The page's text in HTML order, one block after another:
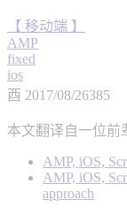
【 移动端 】
AMP
fixed
ios
酉 2017/08/26385
本文翻译自一位前
AMP, iOS,
AMP, iOS,
approach